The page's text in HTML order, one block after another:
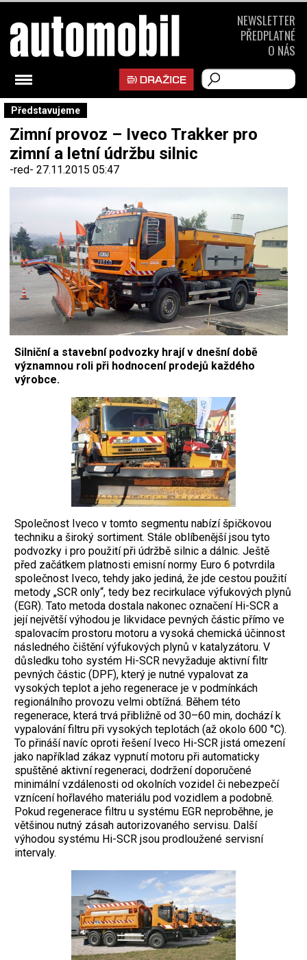
Představujeme
Zimní provoz – Iveco Trakker pro
zimní a letní údržbu silnic
-red- 27.11.2015 05:47
Silniční a stavební podvozky hrají v dnešní době
významnou roli při hodnocení prodejů každého
výrobce.
Společnost Iveco v tomto segmentu nabízí špičkovou
techniku a široký sortiment. Stále oblíbenější jsou tyto
podvozky i pro použití při údržbě silnic a dálnic. Ještě
před začátkem platnosti emisní normy Euro 6 potvrdila
společnost Iveco, tehdy jako jediná, že jde cestou použití
metody „SCR only“, tedy bez recirkulace výfukových plynů
(EGR). Tato metoda dostala nakonec označení Hi-SCR a
její největší výhodou je likvidace pevných částic přímo ve
spalovacím prostoru motoru a vysoká chemická účinnost
následného čištění výfukových plynů v katalyzátoru. V
důsledku toho systém Hi-SCR nevyžaduje aktivní filtr
pevných částic (DPF), který je nutné vypalovat za
vysokých teplot a jeho regenerace je v podmínkách
regionálního provozu velmi obtížná. Během této
regenerace, která trvá přibližně od 30–60 min, dochází k
vypalování filtru při vysokých teplotách (až okolo 600 °C).
To přináší navíc oproti řešení Iveco Hi-SCR jistá omezení
jako například zákaz vypnutí motoru při automaticky
spuštěné aktivní regeneraci, dodržení doporučené
minimální vzdálenosti od okolních vozidel či nebezpečí
vznícení hořlavého materiálu pod vozidlem a podobně.
Pokud regenerace filtru u systému EGR neproběhne, je
většinou nutný zásah autorizovaného servisu. Další
výhodou systému Hi-SCR jsou prodloužené servisní
intervaly.
NEWSLETTER
PŘEDPLATNÉ
O NÁS